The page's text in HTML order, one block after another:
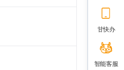
甘快办
智能客服